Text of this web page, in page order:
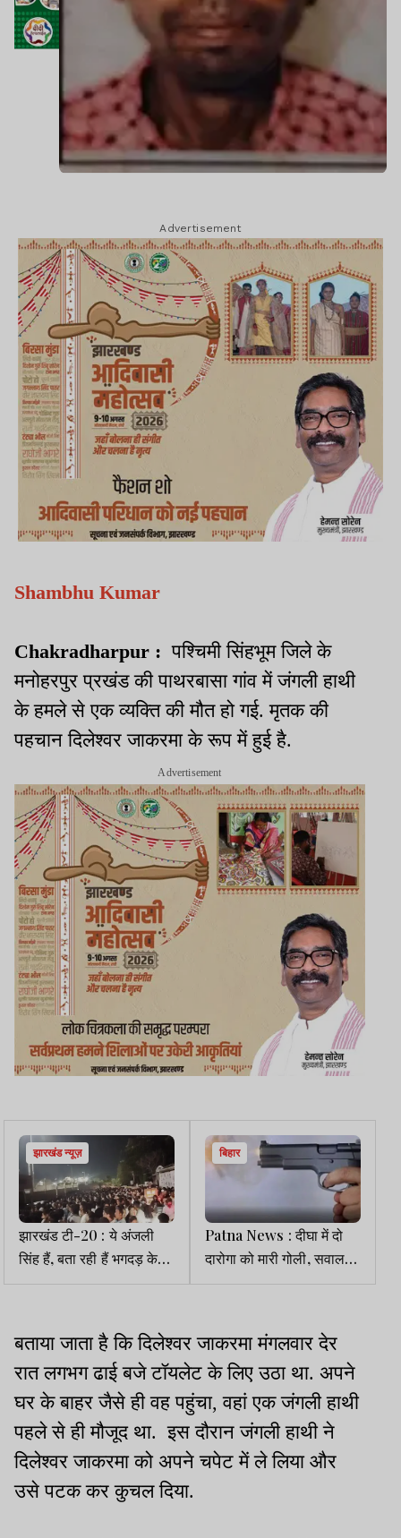
Advertisement
Shambhu Kumar
Chakradharpur :पश्चिमी सिंहभूम जिले के
मनोहरपुर प्रखंड की पाथरबासा गांव में जंगली हाथी
के हमले से एक व्यक्ति की मौत हो गई. मृतक की
पहचान दिलेश्वर जाकरमा के रूप में हुई है.
Advertisement
झारखंड न्यूज़
झारखंड टी-20 : ये अंजली
सिंह हैं, बता रही हैं भगदड़ के
पहले JSCA के लोग ड्रंक थे
बिहार
Patna News : दीघा में दो
दारोगा को मारी गोली, सवाल
उठा-जंगलराज या पुलिस से
बताया जाता है कि दिलेश्वर जाकरमा मंगलवार देर
रात लगभग ढाई बजे टॉयलेट के लिए उठा था. अपने
घर के बाहर जैसे ही वह पहुंचा, वहां एक जंगली हाथी
पहले से ही मौजूद था. इस दौरान जंगली हाथी ने
दिलेश्वर जाकरमा को अपने चपेट में ले लिया और
उसे पटक कर कुचल दिया.